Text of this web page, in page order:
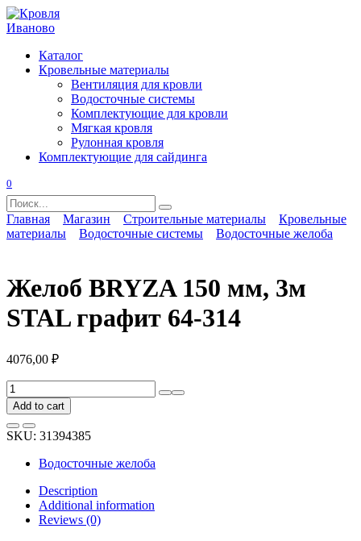
Перейти
к
Каталог
Кровельные материалы
Вентиляция для кровли
Водосточные системы
Комплектующие для кровли
Мягкая кровля
Рулонная кровля
Комплектующие для сайдинга
0
Search
for:
Главная Магазин Строительные материалы
Кровельные
материалы
Водосточные системы Водосточные желоба
Желоб BRYZA 150 мм, 3м
STAL графит 64-314
4076,00 ₽
Желоб
BRYZA
150
мм,
3м
STAL
графит
quantity
Add to cart
SKU: 31394385
Водосточные желоба
Description
Additional information
Reviews (0)